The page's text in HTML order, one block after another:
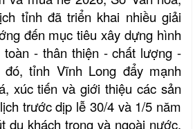
tỉnh đã triển khai nhiều giải
đến mục tiêu xây dựng hình
toàn - thân thiện - chất lượng -
đó, tỉnh Vĩnh Long đẩy mạnh
xúc tiến và giới thiệu các sản
trước dịp lễ 30/4 và 1/5 năm
du khách trong và ngoài nước.